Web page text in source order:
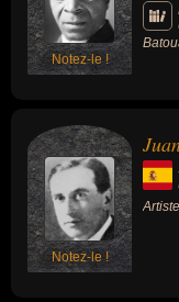
Notez-le !
Notez-le !